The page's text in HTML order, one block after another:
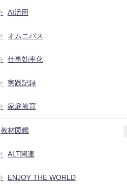
AI活用
オムニバス
仕事効率化
実践記録
家庭教育
教材図鑑
ALT関連
ENJOY THE WORLD